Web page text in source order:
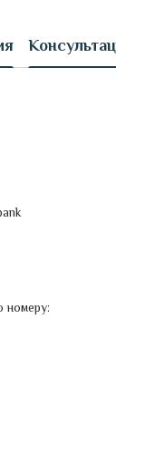
Консультация
номеру: